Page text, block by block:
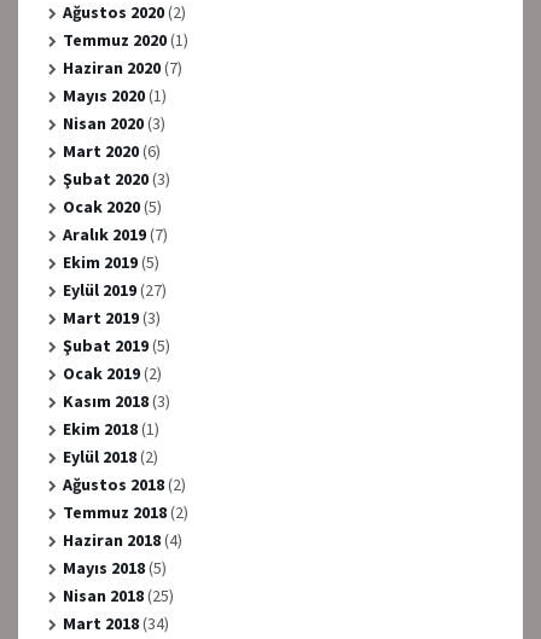
Ağustos 2020(2)
Temmuz 2020(1)
Haziran 2020(7)
Mayıs 2020(1)
Nisan 2020(3)
Mart 2020(6)
Şubat 2020(3)
Ocak 2020(5)
Aralık 2019(7)
Ekim 2019(5)
Eylül 2019(27)
Mart 2019(3)
Şubat 2019(5)
Ocak 2019(2)
Kasım 2018(3)
Ekim 2018(1)
Eylül 2018(2)
Ağustos 2018(2)
Temmuz 2018(2)
Haziran 2018(4)
Mayıs 2018(5)
Nisan 2018(25)
Mart 2018(34)